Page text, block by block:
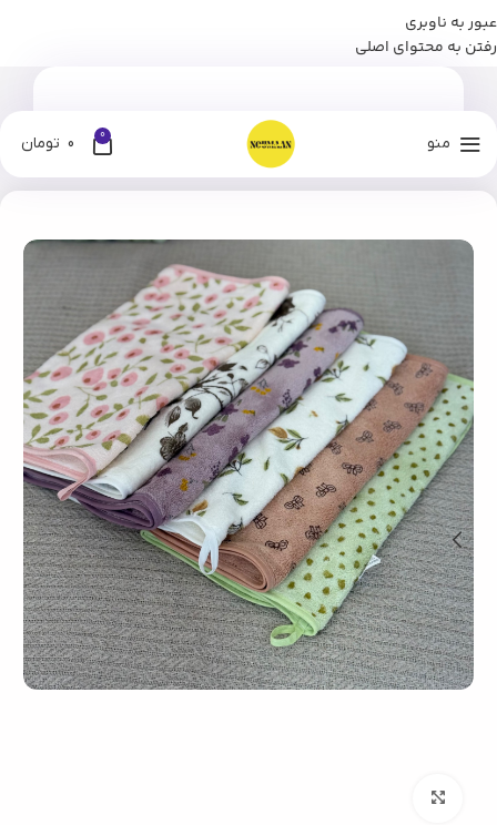
عبور به ناوبری
رفتن به محتوای اصلی
منو 0
0 تومان
دستمال و حوله
برای وارد شدن به کانال بله نومان کلیک کنید